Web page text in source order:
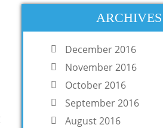
ARCHIVES
December 2016
November 2016
October 2016
September 2016
August 2016